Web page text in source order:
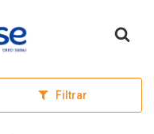
Filtrar